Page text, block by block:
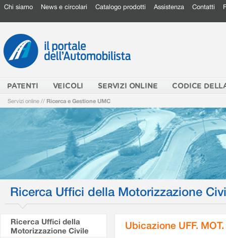
Chi siamo News e circolari Catalogo prodotti Assistenza Contatti
PATENTI VEICOLI SERVIZI ONLINE CODICE
Servizi online // Ricerca e Gestione UMC
Ricerca Uffici della Motorizzazione
Ricerca Uffici della
Motorizzazione Civile
Ubicazione UFF.